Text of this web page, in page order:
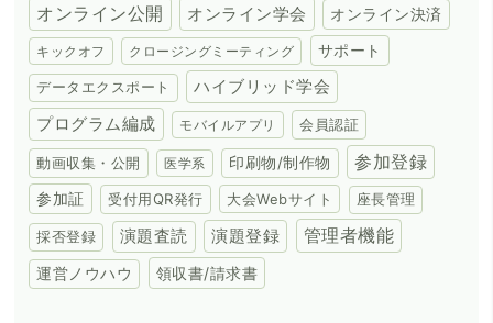
オンライン公開 オンライン学会 オンライン決済
キックオフ クロージングミーティング サポート
データエクスポート
ハイブリッド学会
プログラム編成
モバイルアプリ 会員認証
動画収集・公開 医学系 印刷物/制作物 参加登録
参加証 受付用QR発行 大会Webサイト 座長管理
採否登録 演題査読 演題登録 管理者機能
運営ノウハウ 領収書/請求書